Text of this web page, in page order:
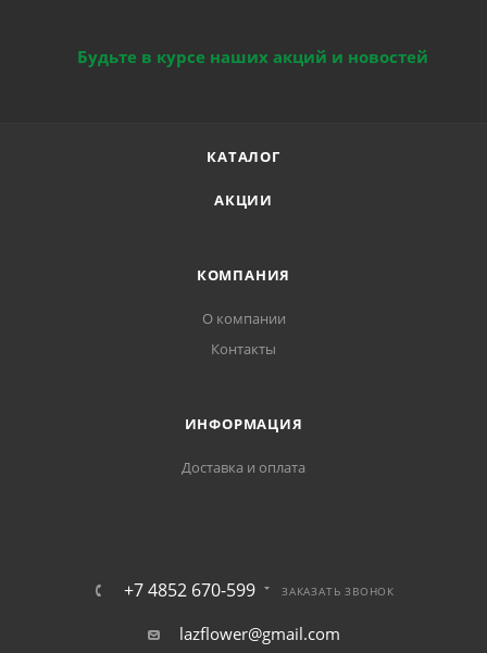
Будьте в курсе наших акций и новостей
КАТАЛОГ
АКЦИИ
КОМПАНИЯ
О компании
Контакты
ИНФОРМАЦИЯ
Доставка и оплата
+7 4852 670-599 ЗАКАЗАТЬ ЗВОНОК
lazflower@gmail.com